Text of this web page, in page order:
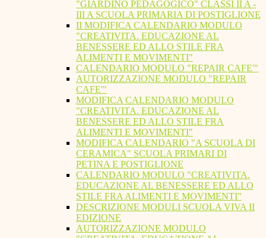
"GIARDINO PEDAGOGICO" CLASSI II A -
III A SCUOLA PRIMARIA DI POSTIGLIONE
II MODIFICA CALENDARIO MODULO
"CREATIVITA. EDUCAZIONE AL
BENESSERE ED ALLO STILE FRA
ALIMENTI E MOVIMENTI"
CALENDARIO MODULO "REPAIR CAFE'"
AUTORIZZAZIONE MODULO "REPAIR
CAFE'"
MODIFICA CALENDARIO MODULO
"CREATIVITA. EDUCAZIONE AL
BENESSERE ED ALLO STILE FRA
ALIMENTI E MOVIMENTI"
MODIFICA CALENDARIO "A SCUOLA DI
CERAMICA" SCUOLA PRIMARI DI
PETINA E POSTIGLIONE
CALENDARIO MODULO "CREATIVITA.
EDUCAZIONE AL BENESSERE ED ALLO
STILE FRA ALIMENTI E MOVIMENTI"
DESCRIZIONE MODULI SCUOLA VIVA II
EDIZIONE
AUTORIZZAZIONE MODULO